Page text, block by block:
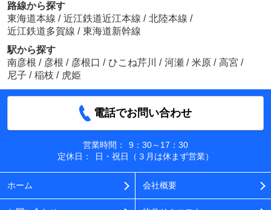
路線から探す
東海道本線 / 近江鉄道近江本線 / 北陸本線 /
近江鉄道多賀線 / 東海道新幹線
駅から探す
南彦根 / 彦根 / 彦根口 / ひこね芹川 / 河瀬 / 米原 / 高宮 /
尼子 / 稲枝 / 虎姫
電話でお問い合わせ
営業時間：
9：30～17：30
定休日：
日・祝日（３月は休まず営業）
ホーム 会社概要